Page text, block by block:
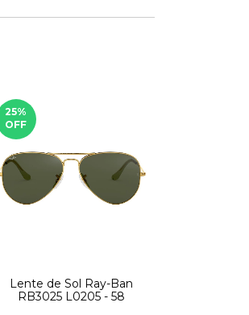
25%
OFF
Lente de Sol Ray-Ban
RB3025 L0205 - 58